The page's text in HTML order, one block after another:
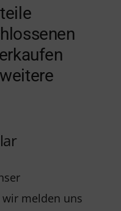
melden uns